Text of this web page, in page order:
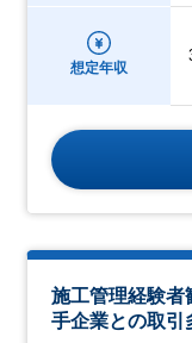
想定年収
施工管理経験者
手企業との取引